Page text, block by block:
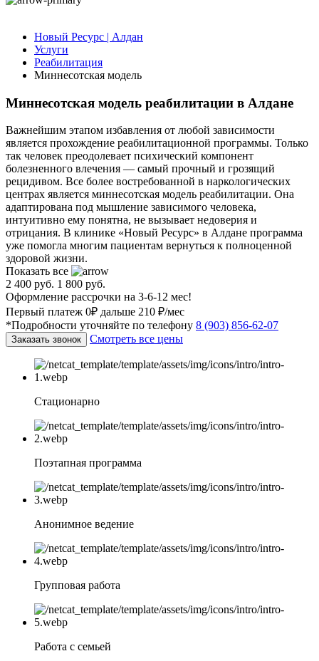
Новый Ресурс | Алдан
Услуги
Реабилитация
Миннесотская модель
Миннесотская модель реабилитации в Алдане
Важнейшим этапом избавления от любой зависимости
является прохождение реабилитационной программы. Только
так человек преодолевает психический компонент
болезненного влечения — самый прочный и грозящий
рецидивом. Все более востребованной в наркологических
центрах является миннесотская модель реабилитации. Она
адаптирована под мышление зависимого человека,
интуитивно ему понятна, не вызывает недоверия и
отрицания. В клинике «Новый Ресурс» в Алдане программа
уже помогла многим пациентам вернуться к полноценной
здоровой жизни.
Показать все
2 400 руб. 1 800 руб.
Оформление рассрочки на 3-6-12 мес!
Первый платеж 0₽ дальше 210 ₽/мес
*Подробности уточняйте по телефону 8 (903) 856-62-07
Заказать звонок Смотреть все цены
Стационарно
Поэтапная программа
Анонимное ведение
Групповая работа
Работа с семьей